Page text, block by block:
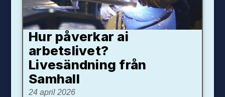
Hur påverkar ai
arbetslivet?
Livesändning från
Samhall
24 april 2026